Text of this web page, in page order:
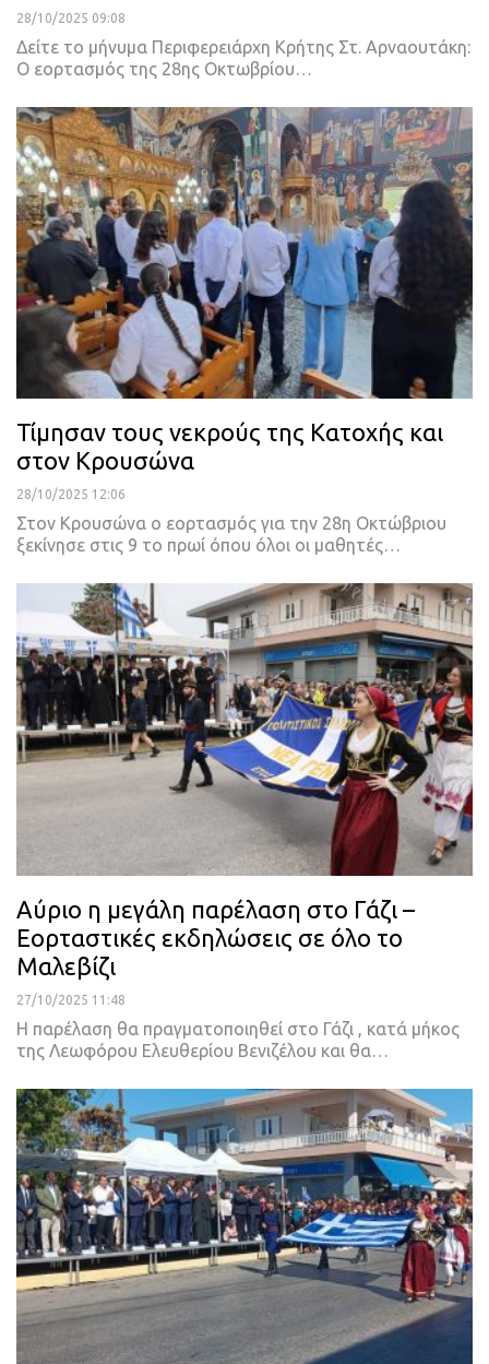
28/10/2025 09:08
Δείτε το μήνυμα Περιφερειάρχη Κρήτης Στ. Αρναουτάκη:
Ο εορτασμός της 28ης Οκτωβρίου…
Τίμησαν τους νεκρούς της Κατοχής και
στον Κρουσώνα
28/10/2025 12:06
Στον Κρουσώνα ο εορτασμός για την 28η Οκτώβριου
ξεκίνησε στις 9 το πρωί όπου όλοι οι μαθητές…
Αύριο η μεγάλη παρέλαση στο Γάζι –
Εορταστικές εκδηλώσεις σε όλο το
Μαλεβίζι
27/10/2025 11:48
Η παρέλαση θα πραγματοποιηθεί στο Γάζι , κατά μήκος
της Λεωφόρου Ελευθερίου Βενιζέλου και θα…